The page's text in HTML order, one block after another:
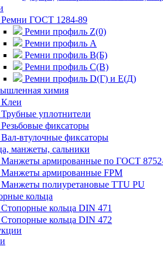
Ремни ГОСТ 1284-89
Ремни профиль Z(0)
Ремни профиль А
Ремни профиль В(Б)
Ремни профиль С(В)
Ремни профиль D(Г) и E(Д)
химия
Клеи
Трубные уплотнители
Резьбовые фиксаторы
Вал-втулочные фиксаторы
манжеты, сальники
Манжеты армированные по ГОСТ
Манжеты армированные FPM
Манжеты полиуретановые TTU PU
кольца
Стопорные кольца DIN 471
Стопорные кольца DIN 472